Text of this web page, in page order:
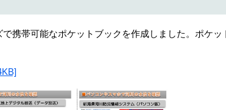
携帯可能なポケットブックを作成しました。ポケッ